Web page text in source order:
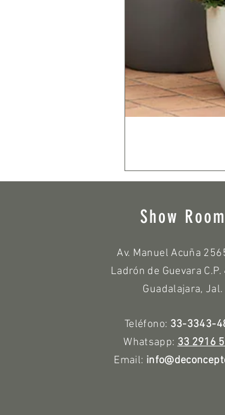
Show Room
Av. Manuel Acuña
Ladrón de Guevara
Guadalajara, Jal.
Teléfono: 33-3343-
Whatsapp:33 2916
Email: